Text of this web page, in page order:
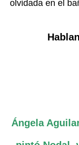
olvidada en el
Ángela